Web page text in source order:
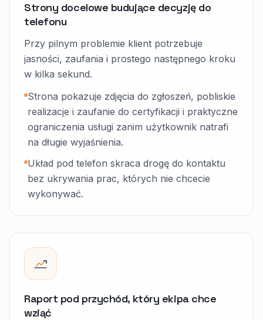
Strony docelowe budujące decyzję do
telefonu
Przy pilnym problemie klient potrzebuje
jasności, zaufania i prostego następnego kroku
w kilka sekund.
Strona pokazuje zdjęcia do zgłoszeń, pobliskie
realizacje i zaufanie do certyfikacji i praktyczne
ograniczenia usługi zanim użytkownik natrafi
na długie wyjaśnienia.
Układ pod telefon skraca drogę do kontaktu
bez ukrywania prac, których nie chcecie
wykonywać.
Raport pod przychód, który ekipa chce
wziąć